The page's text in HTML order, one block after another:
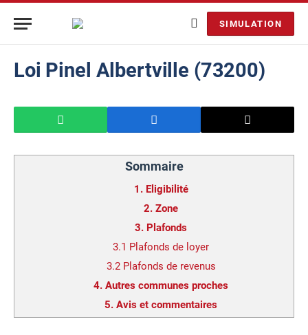
SIMULATION
Loi Pinel Albertville (73200)
Sommaire
1. Eligibilité
2. Zone
3. Plafonds
3.1 Plafonds de loyer
3.2 Plafonds de revenus
4. Autres communes proches
5. Avis et commentaires